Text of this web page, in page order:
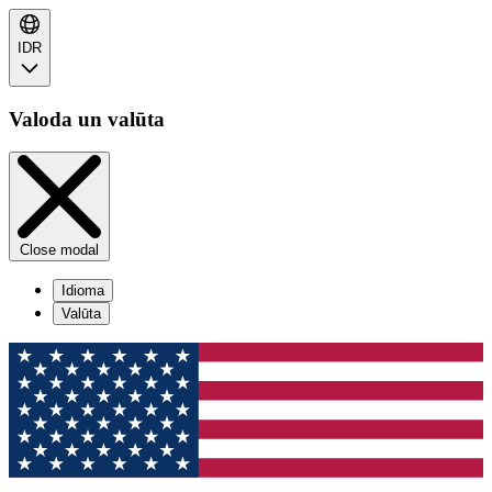
IDR
Valoda un valūta
Close modal
Idioma
Valūta